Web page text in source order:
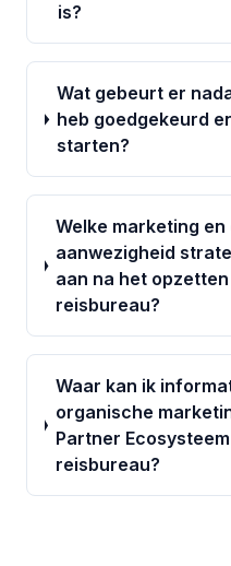
is?
Wat gebeurt er
heb goedgekeurd
starten?
Welke marketing en
aanwezigheid
aan na het
reisbureau?
Waar kan ik
organische
Partner
reisbureau?